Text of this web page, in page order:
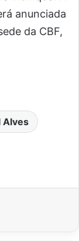
anunciada
da CBF,
Alves